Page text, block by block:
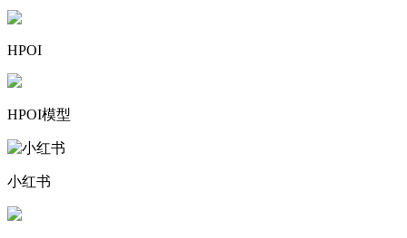
HPOI
HPOI模型
小红书